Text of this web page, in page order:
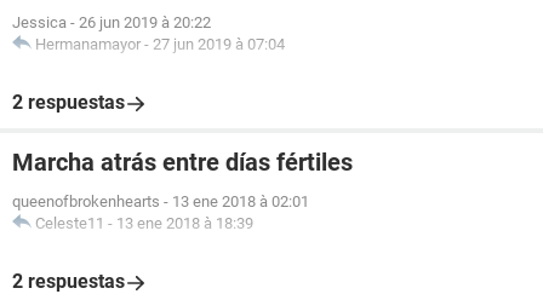
Jessica - 26 jun 2019 à 20:22
Hermanamayor - 27 jun 2019 à 07:04
2 respuestas
Marcha atrás entre días fértiles
queenofbrokenhearts - 13 ene 2018 à 02:01
Celeste11 - 13 ene 2018 à 18:39
2 respuestas